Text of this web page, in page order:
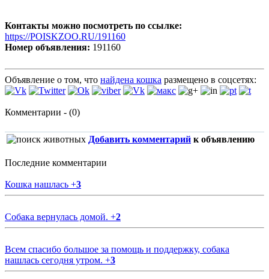
Контакты можно посмотреть по ссылке:
https://POISKZOO.RU/191160
Номер объявления: 191160
Объявление о том, что найдена кошка размещено в соцсетях:
Комментарии - (0)
Добавить комментарий к объявлению
Последние комментарии
Кошка нашлась +3
Собака вернулась домой. +2
Всем спасибо большое за помощь и поддержку, собака
нашлась сегодня утром. +3